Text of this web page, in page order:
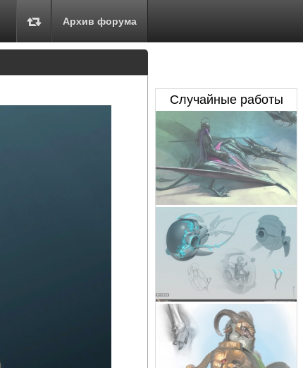
Архив форума
Случайные работы